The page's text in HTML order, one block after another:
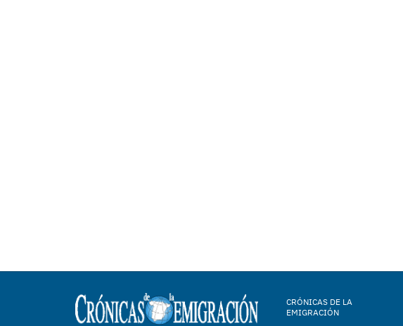
CRÓNICAS DE LA
EMIGRACIÓN